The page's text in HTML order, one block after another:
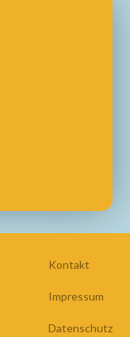
Kontakt
Impressum
Datenschutz